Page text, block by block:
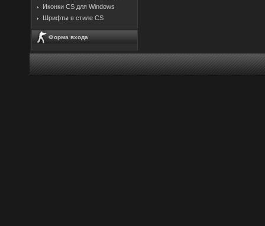
Иконки CS для Windows
Шрифты в стиле CS
Форма входа